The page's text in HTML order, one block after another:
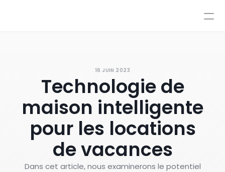
AutoPilot & CoPilot
Base de connaissances
Environnement de test
Transferts vers un conseiller
Nos politiques
Styles et contrôle avancé
Se connecter
Réserver une démo
16 JUIN 2023
Technologie de
maison intelligente
pour les locations
de vacances
Dans cet article, nous examinerons le potentiel